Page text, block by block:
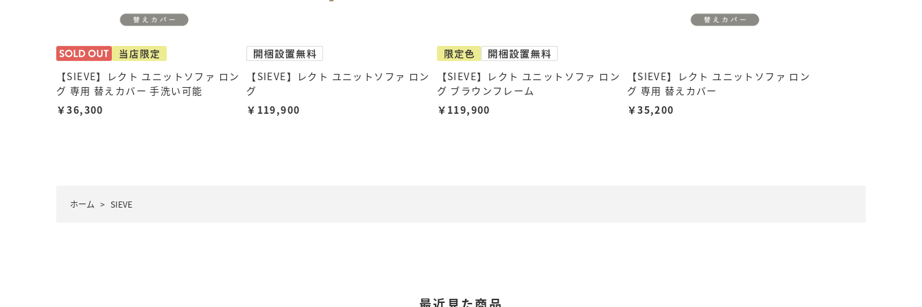
【SIEVE】レクト ユニットソファ ロン
グ 専用 替えカバー 手洗い可能
￥36,300
【SIEVE】レクト ユニットソファ ロン
グ
￥119,900
【SIEVE】レクト ユニットソファ ロン
グ ブラウンフレーム
￥119,900
【SIEVE】レクト ユニットソファ ロン
グ 専用 替えカバー
￥35,200
ホーム > SIEVE